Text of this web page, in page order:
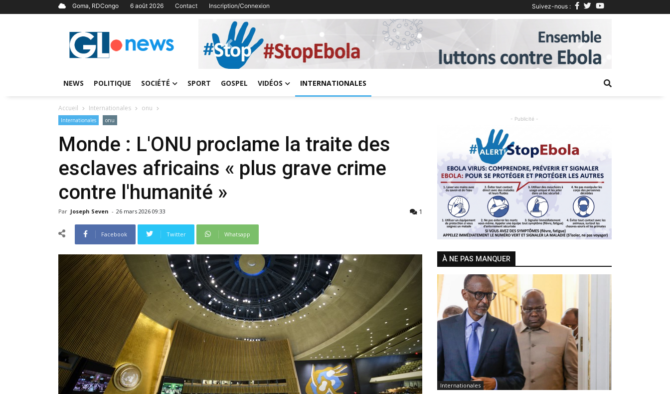
Goma, RDCongo 6 août 2026 Contact Inscription/Connexion Suivez-nous :
Previous Next
NEWS POLITIQUE SOCIÉTÉ SPORT GOSPEL VIDÉOS INTERNATIONALES
Accueil Internationales onu
Internationales onu
Monde : L'ONU proclame la traite des
esclaves africains « plus grave crime
contre l'humanité »
Par Joseph Seven - 26 mars 2026 09:33 1
Facebook Twitter Whatsapp
- Publicité -
Previous Next
À NE PAS MANQUER
Internationales